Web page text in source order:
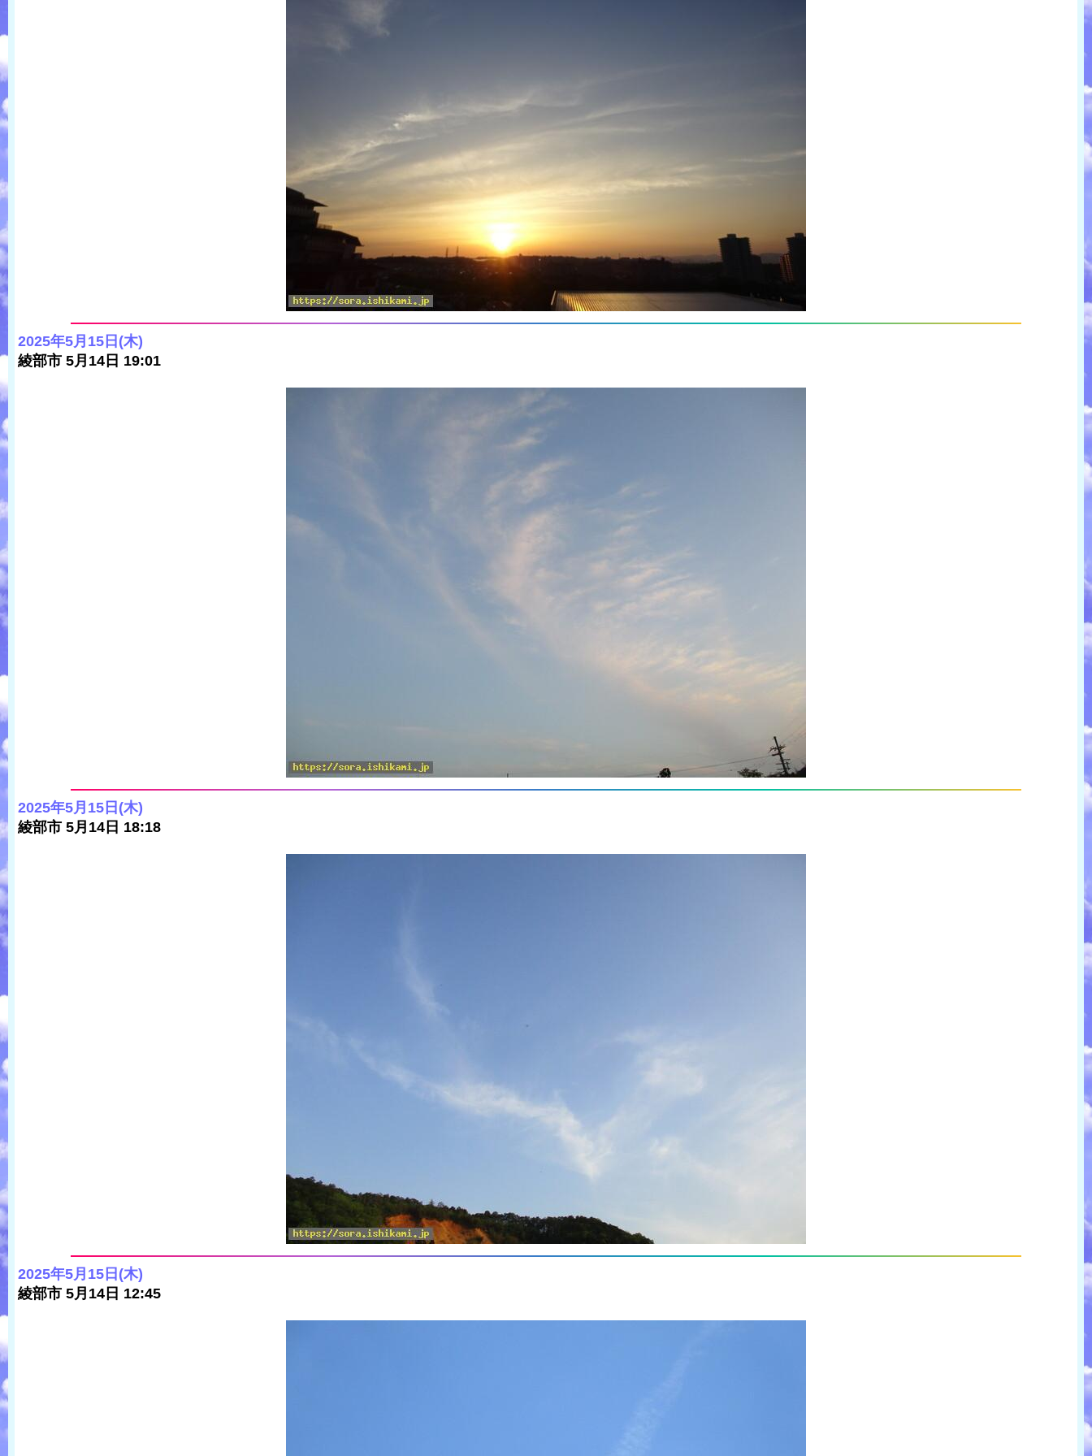
2025年5月15日(木)
綾部市 5月14日 19:01
2025年5月15日(木)
綾部市 5月14日 18:18
2025年5月15日(木)
綾部市 5月14日 12:45